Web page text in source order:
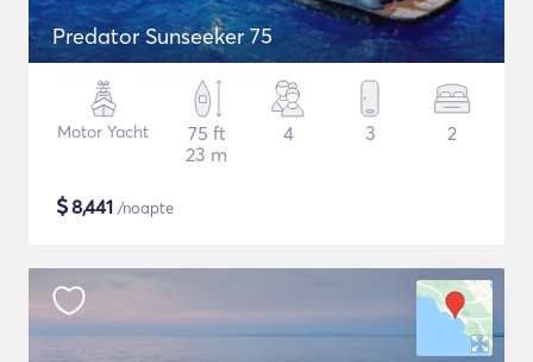
Predator Sunseeker 75
Motor Yacht
75 ft
23 m
4 3 2
$8,441 /noapte